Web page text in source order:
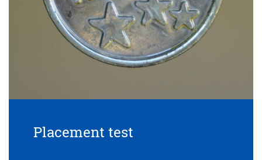
Placement test